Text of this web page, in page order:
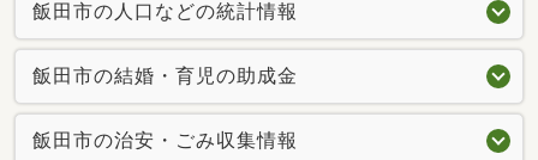
飯田市の人口などの統計情報
飯田市の結婚・育児の助成金
飯田市の治安・ごみ収集情報